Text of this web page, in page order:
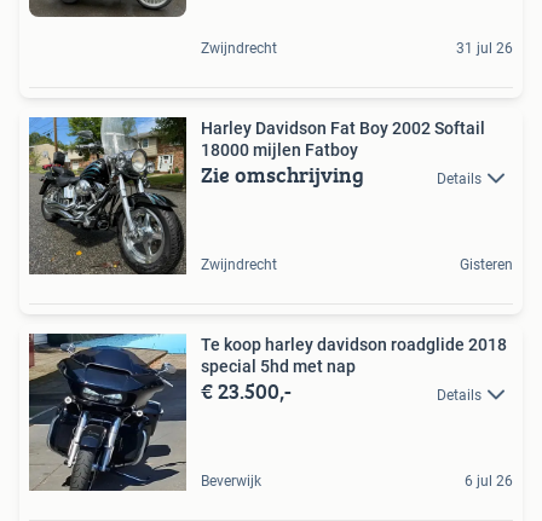
Zwijndrecht 31 jul 26
Harley Davidson Fat Boy 2002 Softail
18000 mijlen Fatboy
Zie omschrijving Details
Zwijndrecht Gisteren
Te koop harley davidson roadglide 2018
special 5hd met nap
€ 23.500,- Details
Beverwijk 6 jul 26